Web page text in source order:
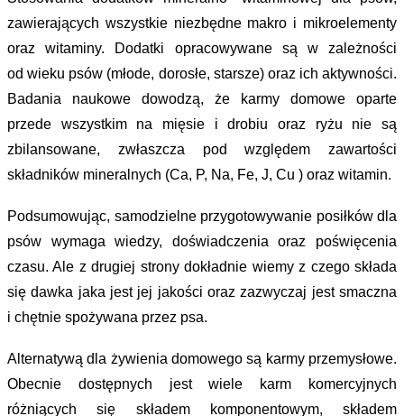
zawierających wszystkie niezbędne makro i mikroelementy
oraz witaminy. Dodatki opracowywane są w zależności
od wieku psów (młode, dorosłe, starsze) oraz ich aktywności.
Badania naukowe dowodzą, że karmy domowe oparte
przede wszystkim na mięsie i drobiu oraz ryżu nie są
zbilansowane, zwłaszcza pod względem zawartości
składników mineralnych (Ca, P, Na, Fe, J, Cu ) oraz witamin.
Podsumowując, samodzielne przygotowywanie posiłków dla
psów wymaga wiedzy, doświadczenia oraz poświęcenia
czasu. Ale z drugiej strony dokładnie wiemy z czego składa
się dawka jaka jest jej jakości oraz zazwyczaj jest smaczna
i chętnie spożywana przez psa.
Alternatywą dla żywienia domowego są karmy przemysłowe.
Obecnie dostępnych jest wiele karm komercyjnych
różniących się składem komponentowym, składem